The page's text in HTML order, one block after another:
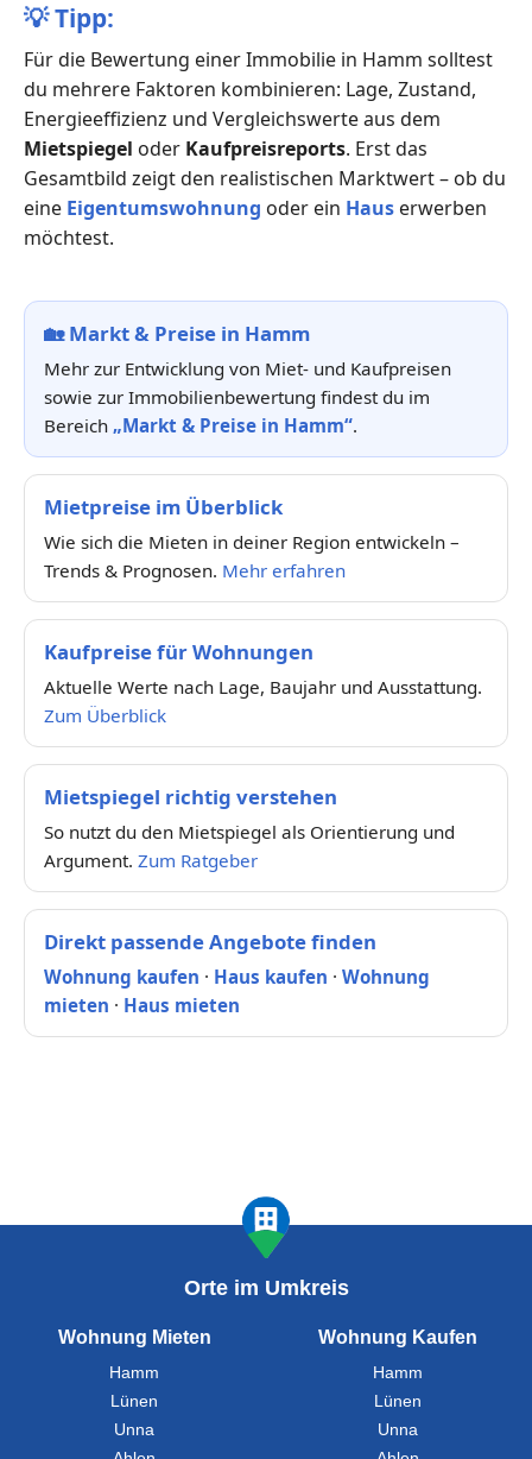
💡Tipp:
Für die Bewertung einer Immobilie in Hamm solltest
du mehrere Faktoren kombinieren: Lage, Zustand,
Energieeffizienz und Vergleichswerte aus dem
Mietspiegel oder Kaufpreisreports. Erst das
Gesamtbild zeigt den realistischen Marktwert – ob du
eine Eigentumswohnung oder ein Haus erwerben
möchtest.
🏡Markt & Preise in Hamm
Mehr zur Entwicklung von Miet- und Kaufpreisen
sowie zur Immobilienbewertung findest du im
Bereich „Markt & Preise in Hamm“.
Mietpreise im Überblick
Wie sich die Mieten in deiner Region entwickeln –
Trends & Prognosen. Mehr erfahren
Kaufpreise für Wohnungen
Aktuelle Werte nach Lage, Baujahr und Ausstattung.
Zum Überblick
Mietspiegel richtig verstehen
So nutzt du den Mietspiegel als Orientierung und
Argument. Zum Ratgeber
Direkt passende Angebote finden
Wohnung kaufen · Haus kaufen · Wohnung
mieten · Haus mieten
Orte im Umkreis
Wohnung Mieten
Hamm
Lünen
Unna
Wohnung Kaufen
Hamm
Lünen
Unna